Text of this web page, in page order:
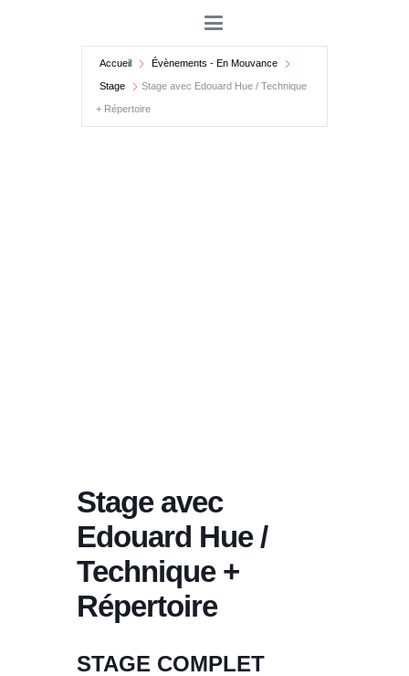
Accueil Évènements - En Mouvance
Stage Stage avec Edouard Hue / Technique
+ Répertoire
Stage avec
Edouard Hue /
Technique +
Répertoire
STAGE COMPLET